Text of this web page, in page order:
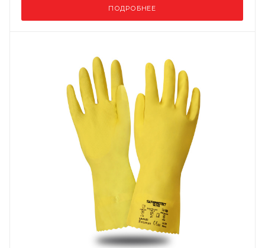
ПОДРОБНЕЕ